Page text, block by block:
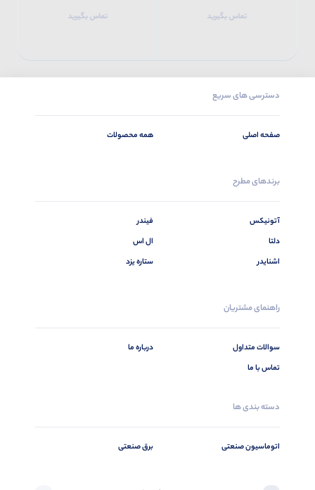
تماس بگیرید
تماس بگیرید
دسترسی های سریع
صفحه اصلی همه محصولات
برندهای مطرح
آتونیکس
دلتا
اشنایدر
فیندر
ال اس
ستاره یزد
راهنمای مشتریان
سوالات متداول
تماس با ما
درباره ما
دسته بندی ها
اتوماسیون صنعتی برق صنعتی